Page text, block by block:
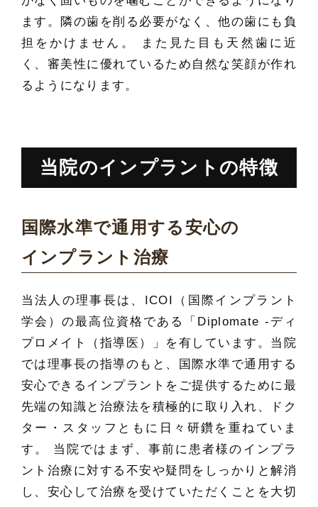
ます。隣の歯を削る必要がなく、他の歯にも負
担をかけません。 また見た目も天然歯に近
く、審美性に優れているため自然な笑顔が作れ
るようになります。
当院のインプラントの特徴
国際水準で通用する安心の
インプラント治療
当法人の理事長は、ICOI（国際インプラント
学会）の最高位資格である「Diplomate -ディ
プロメイト（指導医）」を有しています。当院
では理事長の指導のもと、国際水準で通用する
安心できるインプラントをご提供するために最
先端の知識と治療法を積極的に取り入れ、ドク
ター・スタッフともに日々研鑽を重ねていま
す。 当院ではまず、事前に患者様のインプラ
ント治療に対する不安や疑問をしっかりと解消
し、安心して治療を受けていただくことを大切